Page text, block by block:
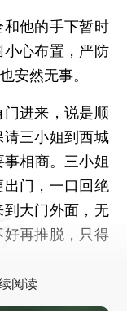
他的手下暂时
心布置，严防
安然无事。
进来，说是顺
三小姐到西城
相商。三小姐
门，一口回绝
大门外面，无
再推脱，只得
阅读